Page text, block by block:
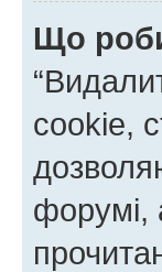
Що
cookie,
форумі,